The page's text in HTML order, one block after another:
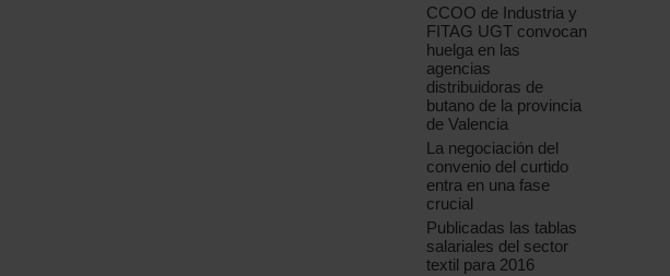
CCOO de Industria y
FITAG UGT convocan
huelga en las
agencias
distribuidoras de
butano de la provincia
de Valencia
La negociación del
convenio del curtido
entra en una fase
crucial
Publicadas las tablas
salariales del sector
textil para 2016